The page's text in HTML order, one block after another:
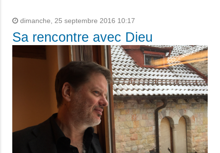
dimanche, 25 septembre 2016 10:17
Sa rencontre avec Dieu